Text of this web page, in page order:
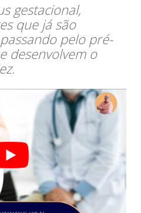
gestacional,
que já são
pelo pré-
desenvolvem o